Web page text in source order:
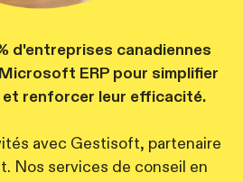
d'entreprises canadiennes
ERP pour simplifier
et renforcer leur efficacité.
avec Gestisoft, partenaire
Nos services de conseil en